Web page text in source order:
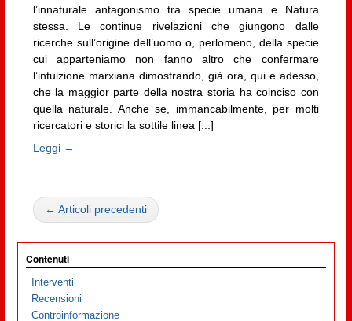
l’innaturale antagonismo tra specie umana e Natura
stessa. Le continue rivelazioni che giungono dalle
ricerche sull’origine dell’uomo o, perlomeno, della specie
cui apparteniamo non fanno altro che confermare
l’intuizione marxiana dimostrando, già ora, qui e adesso,
che la maggior parte della nostra storia ha coinciso con
quella naturale. Anche se, immancabilmente, per molti
ricercatori e storici la sottile linea [...]
Leggi →
← Articoli precedenti
Contenuti
Interventi
Recensioni
Controinformazione